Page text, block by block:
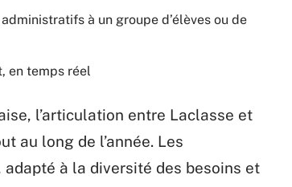
à un groupe d’élèves ou de
en temps réel
l’articulation entre Laclasse et
au long de l’année. Les
adapté à la diversité des besoins et